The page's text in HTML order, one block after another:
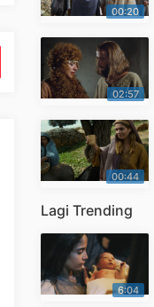
00:20
02:57
00:44
Lagi Trending
6:04